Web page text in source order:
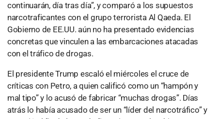
continuarán, día tras día”, y comparó a los supuestos
narcotraficantes con el grupo terrorista Al Qaeda. El
Gobierno de EE.UU. aún no ha presentado evidencias
concretas que vinculen a las embarcaciones atacadas
con el tráfico de drogas.
El presidente Trump escaló el miércoles el cruce de
críticas con Petro, a quien calificó como un “hampón y
mal tipo” y lo acusó de fabricar “muchas drogas”. Días
atrás lo había acusado de ser un “líder del narcotráfico” y